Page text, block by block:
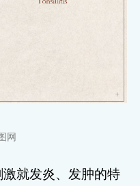
网
就发炎、发肿的特